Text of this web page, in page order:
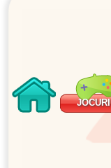
JOCURI